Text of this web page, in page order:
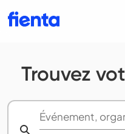
Trouvez